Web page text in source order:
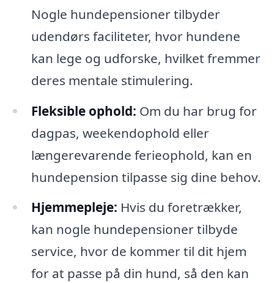
Nogle hundepensioner tilbyder
udendørs faciliteter, hvor hundene
kan lege og udforske, hvilket fremmer
deres mentale stimulering.
Fleksible ophold: Om du har brug for
dagpas, weekendophold eller
længerevarende ferieophold, kan en
hundepension tilpasse sig dine behov.
Hjemmepleje: Hvis du foretrækker,
kan nogle hundepensioner tilbyde
service, hvor de kommer til dit hjem
for at passe på din hund, så den kan